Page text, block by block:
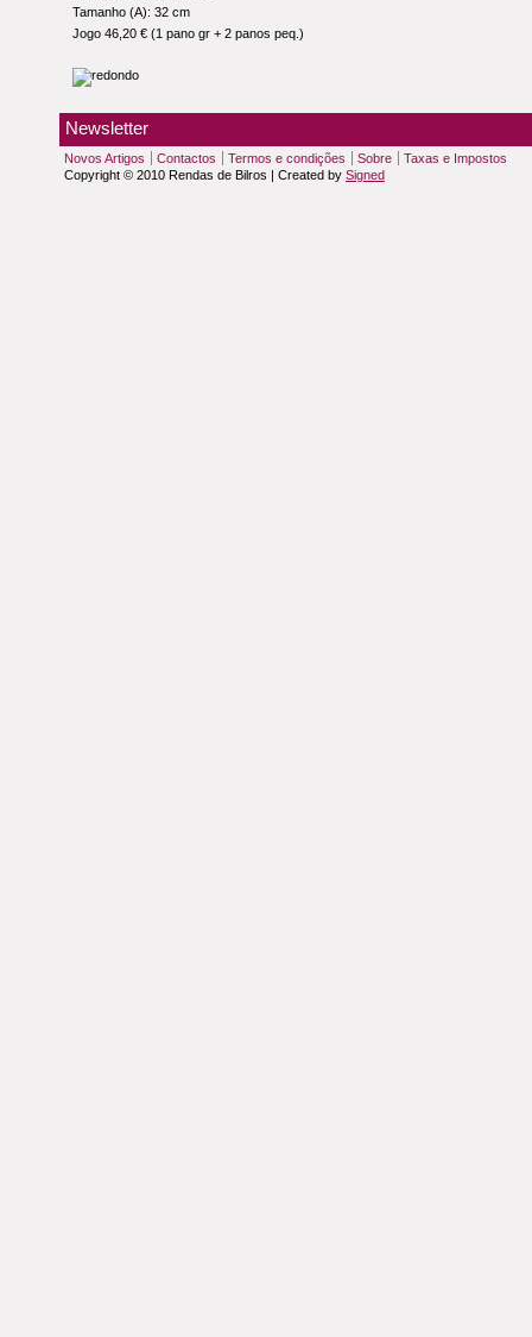
Tamanho (A): 32 cm
Jogo 46,20 € (1 pano gr + 2 panos peq.)
Newsletter
Novos Artigos Contactos Termos e condições Sobre
Taxas e Impostos
Copyright © 2010 Rendas de Bilros | Created by Signed